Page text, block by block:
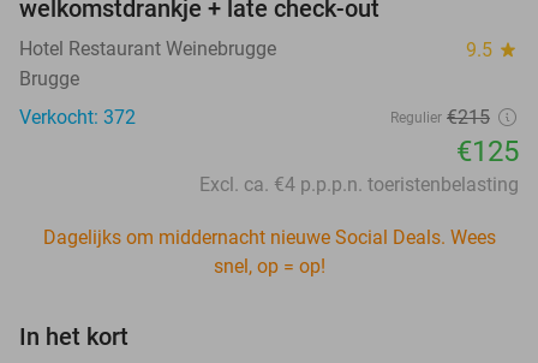
welkomstdrankje + late check-out
Hotel Restaurant Weinebrugge 9.5 star
Brugge
Verkocht: 372
Regulier €215
€125
Excl. ca. €4 p.p.p.n. toeristenbelasting
Dagelijks om middernacht nieuwe Social Deals. Wees
snel, op = op!
In het kort